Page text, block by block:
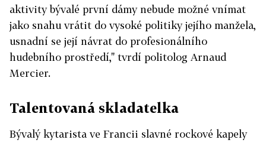
aktivity bývalé první dámy nebude možné vnímat
jako snahu vrátit do vysoké politiky jejího manžela,
usnadní se její návrat do profesionálního
hudebního prostředí," tvrdí politolog Arnaud
Mercier.
Talentovaná skladatelka
Bývalý kytarista ve Francii slavné rockové kapely